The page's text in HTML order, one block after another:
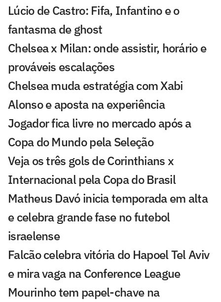
Lúcio de Castro: Fifa, Infantino e o
fantasma de ghost
Chelsea x Milan: onde assistir, horário e
prováveis escalações
Chelsea muda estratégia com Xabi
Alonso e aposta na experiência
Jogador fica livre no mercado após a
Copa do Mundo pela Seleção
Veja os três gols de Corinthians x
Internacional pela Copa do Brasil
Matheus Davó inicia temporada em alta
e celebra grande fase no futebol
israelense
Falcão celebra vitória do Hapoel Tel Aviv
e mira vaga na Conference League
Mourinho tem papel-chave na